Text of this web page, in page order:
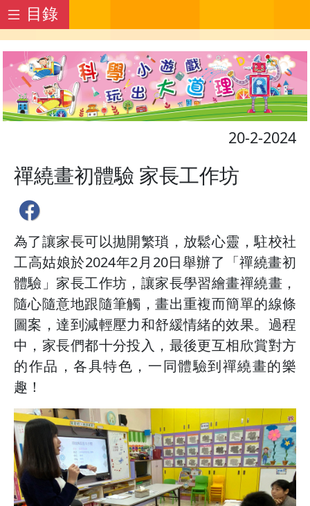
目錄
20-2-2024
禪繞畫初體驗 家長工作坊
為了讓家長可以拋開繁瑣，放鬆心靈，駐校社
工高姑娘於2024年2月20日舉辦了「禪繞畫初
體驗」家長工作坊，讓家長學習繪畫禪繞畫，
隨心隨意地跟隨筆觸，畫出重複而簡單的線條
圖案，達到減輕壓力和舒緩情緒的效果。過程
中，家長們都十分投入，最後更互相欣賞對方
的作品，各具特色，一同體驗到禪繞畫的樂
趣！